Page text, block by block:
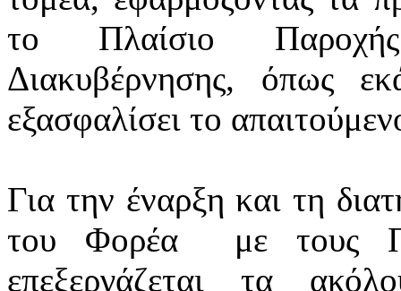
το Πλαίσιο
Διακυβέρνησης, όπως
εξασφαλίσει το
Για την έναρξη και τη
του Φορέα
με τους
επεξεργάζεται τα